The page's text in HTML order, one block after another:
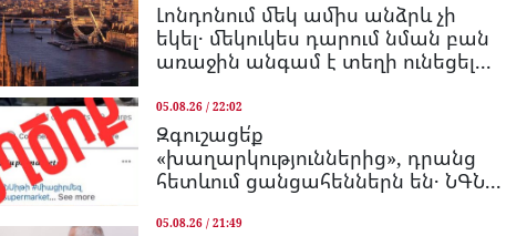
Լոնդոնում մեկ ամիս անձրև չի
եկել․ մեկուկես դարում նման բան
առաջին անգամ է տեղի ունեցել...
05.08.26 / 22:02
Զգուշացե՛ք
«խաղարկություններից», դրանց
հետևում ցանցահեններն են․ ՆԳՆ...
05.08.26 / 21:49